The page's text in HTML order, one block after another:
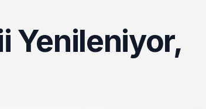
Yenileniyor,